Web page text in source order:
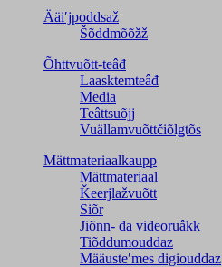
Ääiʹjpoddsaž
Šõddmõõžž
Õhttvuõtt-teâđ
Laasktemteâđ
Media
Teâttsuõjj
Vuällamvuõttčiõlǥtõs
Mättmateriaalkaupp
Mättmateriaal
Ǩeerjlažvuõtt
Siõr
Jiõnn- da videoruâkk
Tiõddumouddaz
Määusteʹmes digiouddaz